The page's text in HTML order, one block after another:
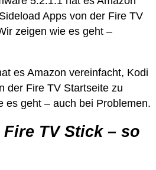
Apps von der Fire TV
zeigen wie es geht –
es Amazon vereinfacht, Kodi
der Fire TV Startseite zu
es geht – auch bei Problemen.
TV Stick – so